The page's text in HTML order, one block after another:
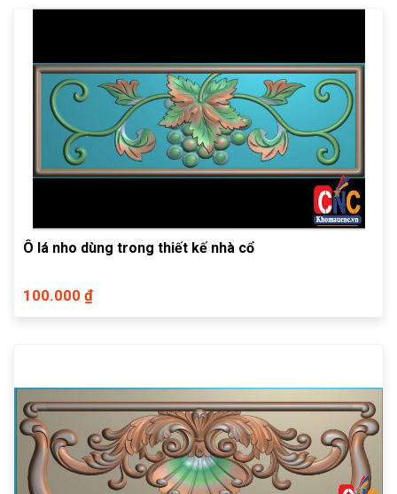
Ô lá nho dùng trong thiết kế nhà cổ
100.000 ₫